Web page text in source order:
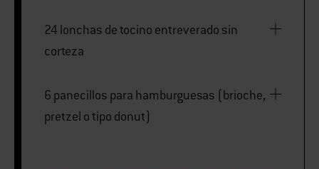
24 lonchas de tocino entreverado sin
corteza
6 panecillos para hamburguesas (brioche,
pretzel o tipo donut)